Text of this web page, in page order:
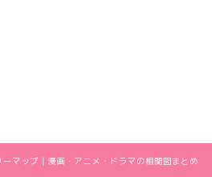
マップ｜漫画・アニメ・ドラマの相関図まとめ